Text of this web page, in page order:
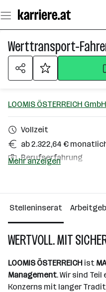
Seiteninhalt
springen
Werttransport-
LOOMIS ÖSTERREICH GmbH
Vollzeit
ab 2.322,64 €
Berufserfahrung
Über das Unternehmen
101 - 500
Wien
Mehr anzeigen
Stelleninserat
WERTVOLL. MIT
LOOMIS ÖSTERREICH ist
Management. Wir sind
Konzerns mit langer